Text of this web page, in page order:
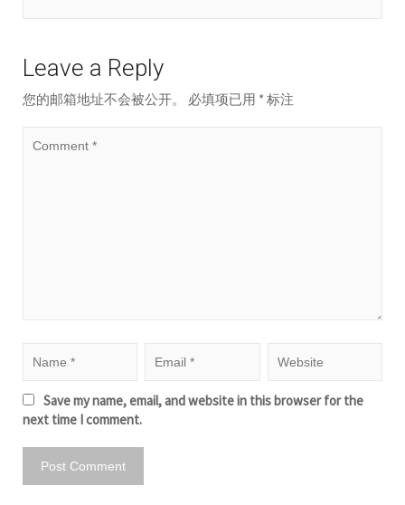
Leave a Reply
您的邮箱地址不会被公开。 必填项已用 *标注
Save my name, email, and website in this browser for the
next time I comment.